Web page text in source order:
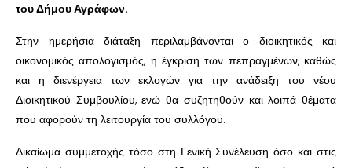
του Δήμου Αγράφων.
Στην ημερήσια διάταξη περιλαμβάνονται ο διοικητικός και
οικονομικός απολογισμός, η έγκριση των πεπραγμένων, καθώς
και η διενέργεια των εκλογών για την ανάδειξη του νέου
Διοικητικού Συμβουλίου, ενώ θα συζητηθούν και λοιπά θέματα
που αφορούν τη λειτουργία του συλλόγου.
Δικαίωμα συμμετοχής τόσο στη Γενική Συνέλευση όσο και στις